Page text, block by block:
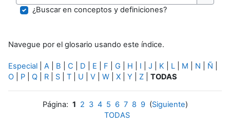
Buscar
¿Buscar en conceptos y definiciones?
Navegue por el glosario usando este índice.
Especial A B C D E F G H I J K L M N Ñ
O
P Q R S T U V W X Y Z TODAS
Página: 1 2 3 4 5 6 7 8 9(Siguiente)
TODAS